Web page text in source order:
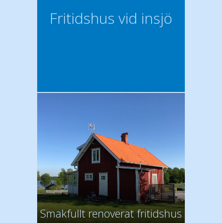
Fritidshus vid insjö
Smakfullt renoverat fritidshus